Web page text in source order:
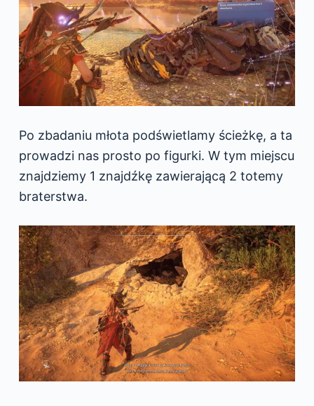
Po zbadaniu młota podświetlamy ścieżkę, a ta
prowadzi nas prosto po figurki. W tym miejscu
znajdziemy 1 znajdźkę zawierającą 2 totemy
braterstwa.